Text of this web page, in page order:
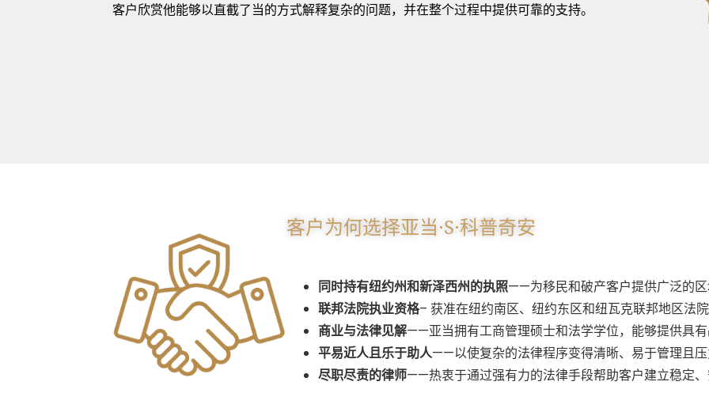
客户欣赏他能够以直截了当的方式解释复杂的问题，并在整个过程中提供可靠的支持。
客户为何选择亚当·S·科普奇安
同时持有纽约州和新泽西州的执照——为移民和破产客户提供广泛的区
联邦法院执业资格– 获准在纽约南区、纽约东区和纽瓦克联邦地区法院
商业与法律见解——亚当拥有工商管理硕士和法学学位，能够提供具有
平易近人且乐于助人——以使复杂的法律程序变得清晰、易于管理且压
尽职尽责的律师——热衷于通过强有力的法律手段帮助客户建立稳定、